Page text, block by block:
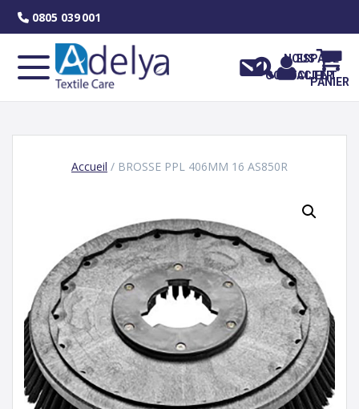
0805 039 001
NOUS
CONTACTER
ESPACE
CLIENT
PANIER
Accueil / BROSSE PPL 406MM 16 AS850R